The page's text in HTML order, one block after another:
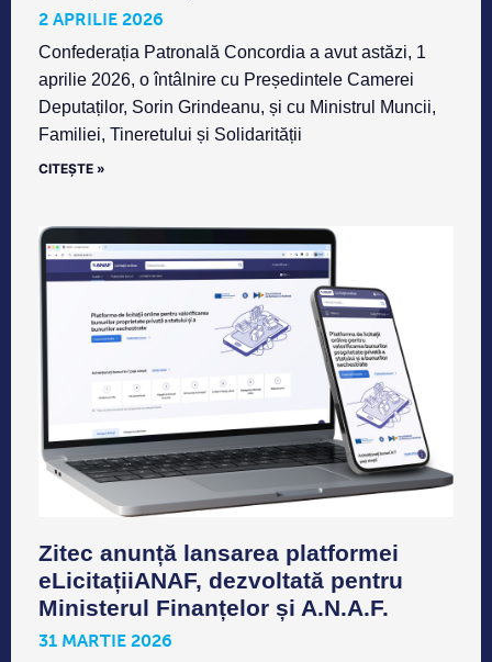
2 APRILIE 2026
Confederația Patronală Concordia a avut astăzi, 1
aprilie 2026, o întâlnire cu Președintele Camerei
Deputaților, Sorin Grindeanu, și cu Ministrul Muncii,
Familiei, Tineretului și Solidarității
CITEȘTE »
Zitec anunță lansarea platformei
eLicitațiiANAF, dezvoltată pentru
Ministerul Finanțelor și A.N.A.F.
31 MARTIE 2026